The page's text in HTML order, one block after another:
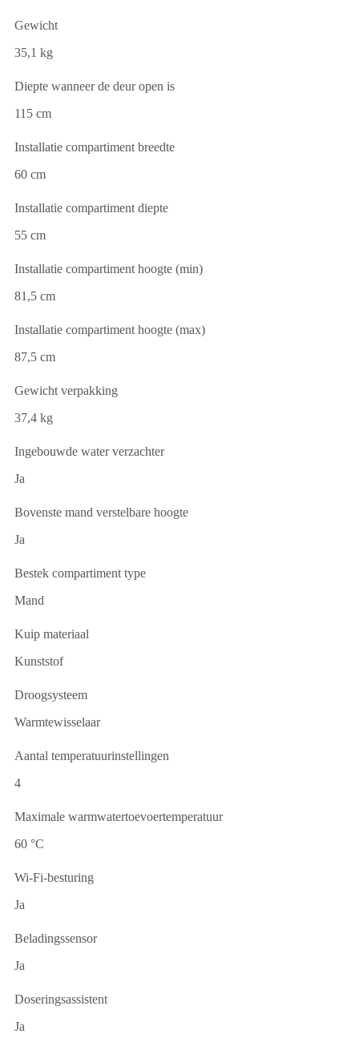
Gewicht
35,1 kg
Diepte wanneer de deur open is
115 cm
Installatie compartiment breedte
60 cm
Installatie compartiment diepte
55 cm
Installatie compartiment hoogte (min)
81,5 cm
Installatie compartiment hoogte (max)
87,5 cm
Gewicht verpakking
37,4 kg
Ingebouwde water verzachter
Ja
Bovenste mand verstelbare hoogte
Ja
Bestek compartiment type
Mand
Kuip materiaal
Kunststof
Droogsysteem
Warmtewisselaar
Aantal temperatuurinstellingen
4
Maximale warmwatertoevoertemperatuur
60 °C
Wi-Fi-besturing
Ja
Beladingssensor
Ja
Doseringsassistent
Ja